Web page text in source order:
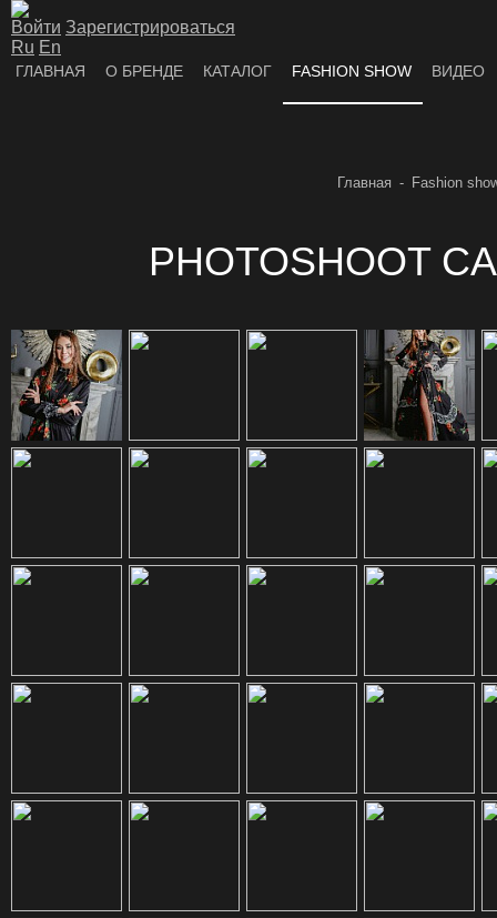
Войти Зарегистрироваться
Ru En
ГЛАВНАЯ О БРЕНДЕ КАТАЛОГ FASHION SHOW ВИДЕО
Главная Fashion
PHOTOSHOOT